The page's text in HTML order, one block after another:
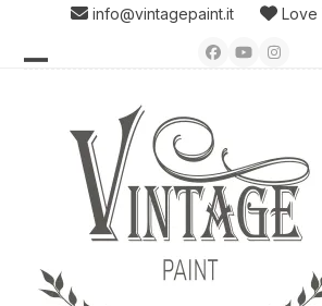
content
info@vintagepaint.it Love
Facebook
YouTube
menu
menu